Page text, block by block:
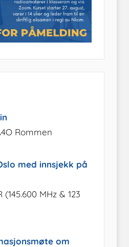
Rommen
med innsjekk på
(145.600 MHz & 123
om